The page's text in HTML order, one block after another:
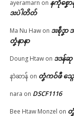
အသေအဟာန် တ္ရဲကောန်
မရနုက်ကဵု (၇၉) ဝါ ကွာန်
ပါန် အလုံပွိုၚ်ဍုၚ်ကျာ်ပိ
February 2, 2026
ayeramarn on နကဵုစၞော
ဒးပဲါတိတ်
Ma Nu Haw on ဒးစဵုဒၞ
တၞံနာနာ
Doung Htaw on ဒဒန်
နာဲဆာန် on တၞံကဝ်ဖီ သ္ဂ
nara on DSCF1116
Bee Htaw Monzel on